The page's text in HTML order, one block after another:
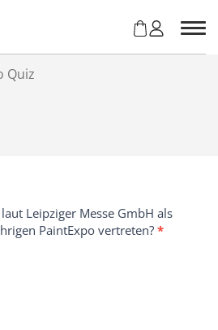
Quiz
Leipziger Messe GmbH als
PaintExpo vertreten? *